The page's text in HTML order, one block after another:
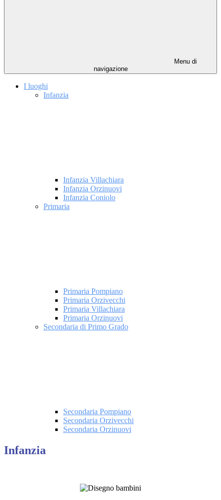
Menu di
navigazione
I luoghi
Infanzia
Infanzia Villachiara
Infanzia Orzinuovi
Infanzia Coniolo
Primaria
Primaria Pompiano
Primaria Orzivecchi
Primaria Villachiara
Primaria Orzinuovi
Secondaria di Primo Grado
Secondaria Pompiano
Secondaria Orzivecchi
Secondaria Orzinuovi
Infanzia